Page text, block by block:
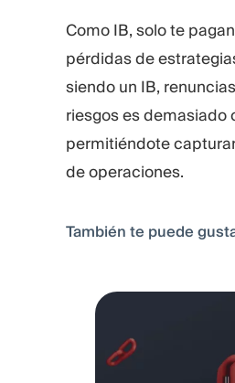
Como IB, solo te
pérdidas de
siendo un IB,
riesgos es demasiado
permitiéndote
de operaciones.
También te puede